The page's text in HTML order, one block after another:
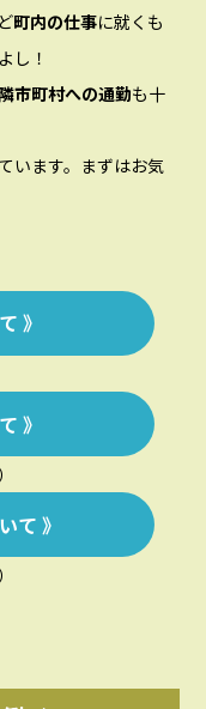
町内の仕事に就くも
し！
市町村への通勤も十
います。まずはお気
》
》
て 》